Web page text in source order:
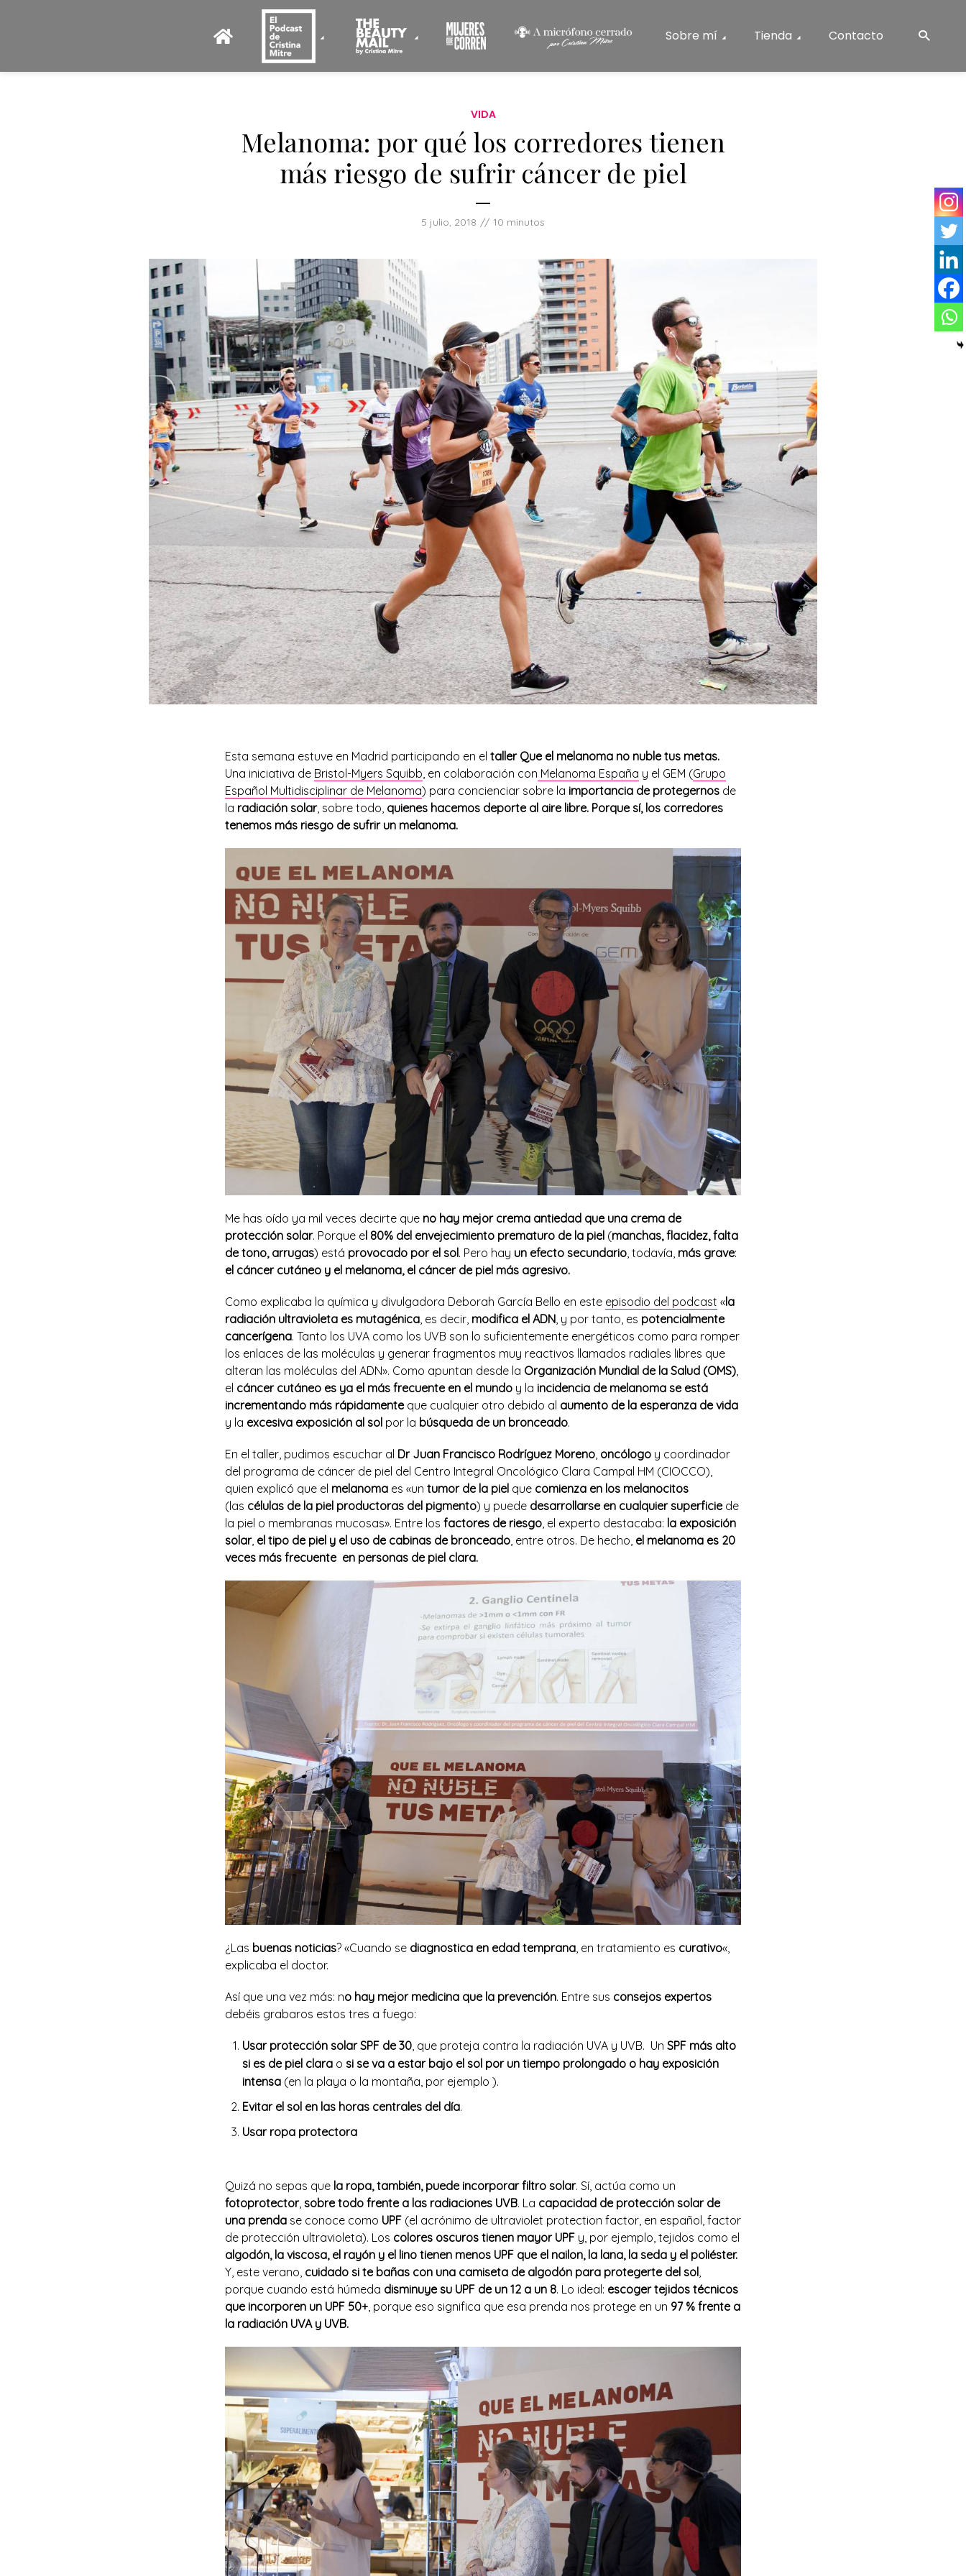
Sobre mí Tienda Contacto
VIDA
Melanoma: por qué los corredores tienen
más riesgo de sufrir cáncer de piel
5 julio, 2018 10 minutos
Esta semana estuve en Madrid participando en el taller Que el melanoma no nuble tus metas.
Una iniciativa de Bristol-Myers Squibb, en colaboración con Melanoma España y el GEM (Grupo
Español Multidisciplinar de Melanoma) para concienciar sobre la importancia de protegernos de
la radiación solar, sobre todo, quienes hacemos deporte al aire libre. Porque sí, los corredores
tenemos más riesgo de sufrir un melanoma.
Me has oído ya mil veces decirte que no hay mejor crema antiedad que una crema de
protección solar. Porque el 80% del envejecimiento prematuro de la piel (manchas, flacidez, falta
de tono, arrugas) está provocado por el sol. Pero hay un efecto secundario , todavía, más grave:
el cáncer cutáneo y el melanoma, el cáncer de piel más agresivo.
Como explicaba la química y divulgadora Deborah García Bello en este episodio del podcast «la
radiación ultravioleta es mutagénica , es decir, modifica el ADN , y por tanto, es potencialmente
cancerígena. Tanto los UVA como los UVB son lo suficientemente energéticos como para romper
los enlaces de las moléculas y generar fragmentos muy reactivos llamados radiales libres que
alteran las moléculas del ADN». Como apuntan desde la Organización Mundial de la Salud (OMS)
el cáncer cutáneo es ya el más frecuente en el mundo y la incidencia de melanoma se está
incrementando más rápidamenteque cualquier otro debido al aumento de la esperanza de vida
y la excesiva exposición al sol por la búsqueda de un bronceado.
En el taller, pudimos escuchar al Dr Juan Francisco Rodríguez Moreno oncólogo y coordinador
del programa de cáncer de piel del Centro Integral Oncológico Clara Campal HM (CIOCCO),
quien explicó que el melanoma es «un tumor de la piel que comienza en los melanocitos
(las células de la piel productoras del pigmento) y puede desarrollarse en cualquier superficiede
la piel o membranas mucosas». Entre los factores de riesgo , el experto destacaba: la exposición
solar, el tipo de piel y el uso de cabinas de bronceado , entre otros. De hecho, el melanoma es 20
veces más frecuente en personas de piel clara.
¿Las buenas noticias? «Cuando se diagnostica en edad temprana , en tratamiento es curativo«,
explicaba el doctor.
Así que una vez más: no hay mejor medicina que la prevención. Entre sus consejos expertos
debéis grabaros estos tres a fuego:
Usar protección solar SPF de 30 , que proteja contra la radiación UVA y UVB. Un SPF más alto
si es de piel clara o si se va a estar bajo el sol por un tiempo prolongado o hay exposición
intensa (en la playa o la montaña, por ejemplo ).
Evitar el sol en las horas centrales del día.
Usar ropa protectora
Quizá no sepas que la ropa, también, puede incorporar filtro solar. Sí, actúa como un
fotoprotector, sobre todo frente a las radiaciones UVB. La capacidad de protección solar de
una prenda se conoce como UPF (el acrónimo de ultraviolet protection factor, en español, factor
de protección ultravioleta). Los colores oscuros tienen mayor UPF y, por ejemplo, tejidos como el
algodón, la viscosa, el rayón y el lino tienen menos UPF que el nailon, la lana, la seda y el poliéster.
Y, este verano, cuidado si te bañas con una camiseta de algodón para protegerte del sol
porque cuando está húmeda disminuye su UPF de un 12 a un 8. Lo ideal: escoger tejidos técnicos
que incorporen un UPF 50+ , porque eso significa que esa prenda nos protege en un 97 % frente a
la radiación UVA y UVB.